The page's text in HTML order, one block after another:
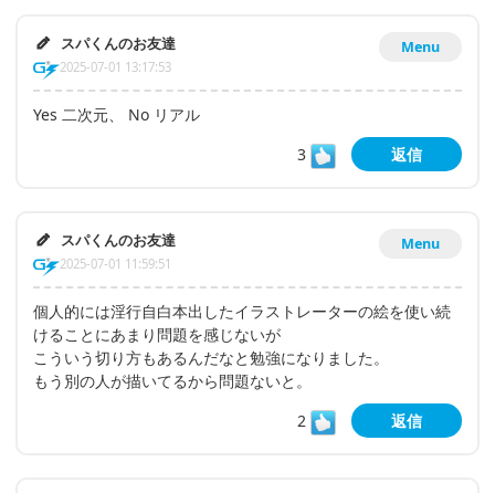
Menu
スパくんのお友達
2025-07-01 13:17:53
Yes 二次元、 No リアル
3
返信
Menu
スパくんのお友達
2025-07-01 11:59:51
個人的には淫行自白本出したイラストレーターの絵を使い続
けることにあまり問題を感じないが
こういう切り方もあるんだなと勉強になりました。
もう別の人が描いてるから問題ないと。
2
返信